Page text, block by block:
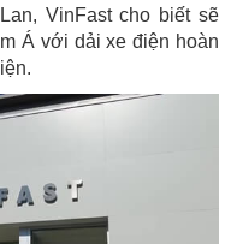
VinFast cho biết sẽ
Á với dải xe điện hoàn